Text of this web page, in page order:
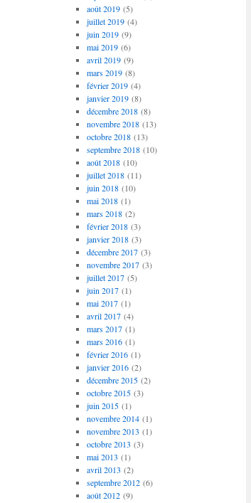
août 2019(5)
juillet 2019(4)
juin 2019(9)
mai 2019(6)
avril 2019(9)
mars 2019(8)
février 2019(4)
janvier 2019(8)
décembre 2018(8)
novembre 2018(13)
octobre 2018(13)
septembre 2018(10)
août 2018(10)
juillet 2018(11)
juin 2018(10)
mai 2018(1)
mars 2018(2)
février 2018(3)
janvier 2018(3)
décembre 2017(3)
novembre 2017(3)
juillet 2017(5)
juin 2017(1)
mai 2017(1)
avril 2017(4)
mars 2017(1)
mars 2016(1)
février 2016(1)
janvier 2016(2)
décembre 2015(2)
octobre 2015(3)
juin 2015(1)
novembre 2014(1)
novembre 2013 (1)
octobre 2013 (3)
mai 2013 (1)
avril 2013 (2)
septembre 2012(6)
août 2012(9)